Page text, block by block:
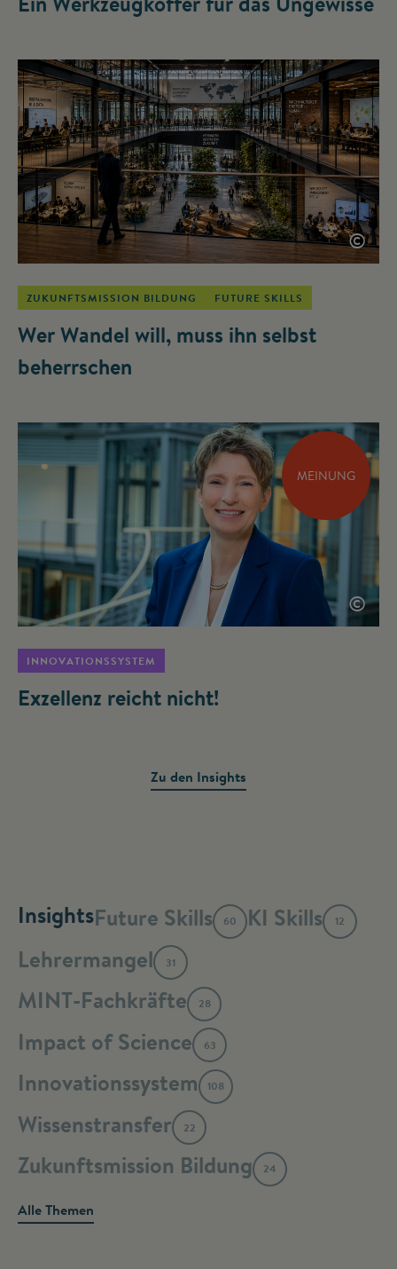
©
ZUKUNFTSMISSION BILDUNG FUTURE SKILLS
Wer Wandel will, muss ihn selbst
beherrschen
MEINUNG
©
INNOVATIONSSYSTEM
Exzellenz reicht nicht!
Zu den Insights
InsightsFuture Skills 60 KI Skills 12
Lehrermangel 31
MINT-Fachkräfte 28
Impact of Science 63
Innovationssystem 108
Wissenstransfer 22
Zukunftsmission Bildung 24
Alle Themen